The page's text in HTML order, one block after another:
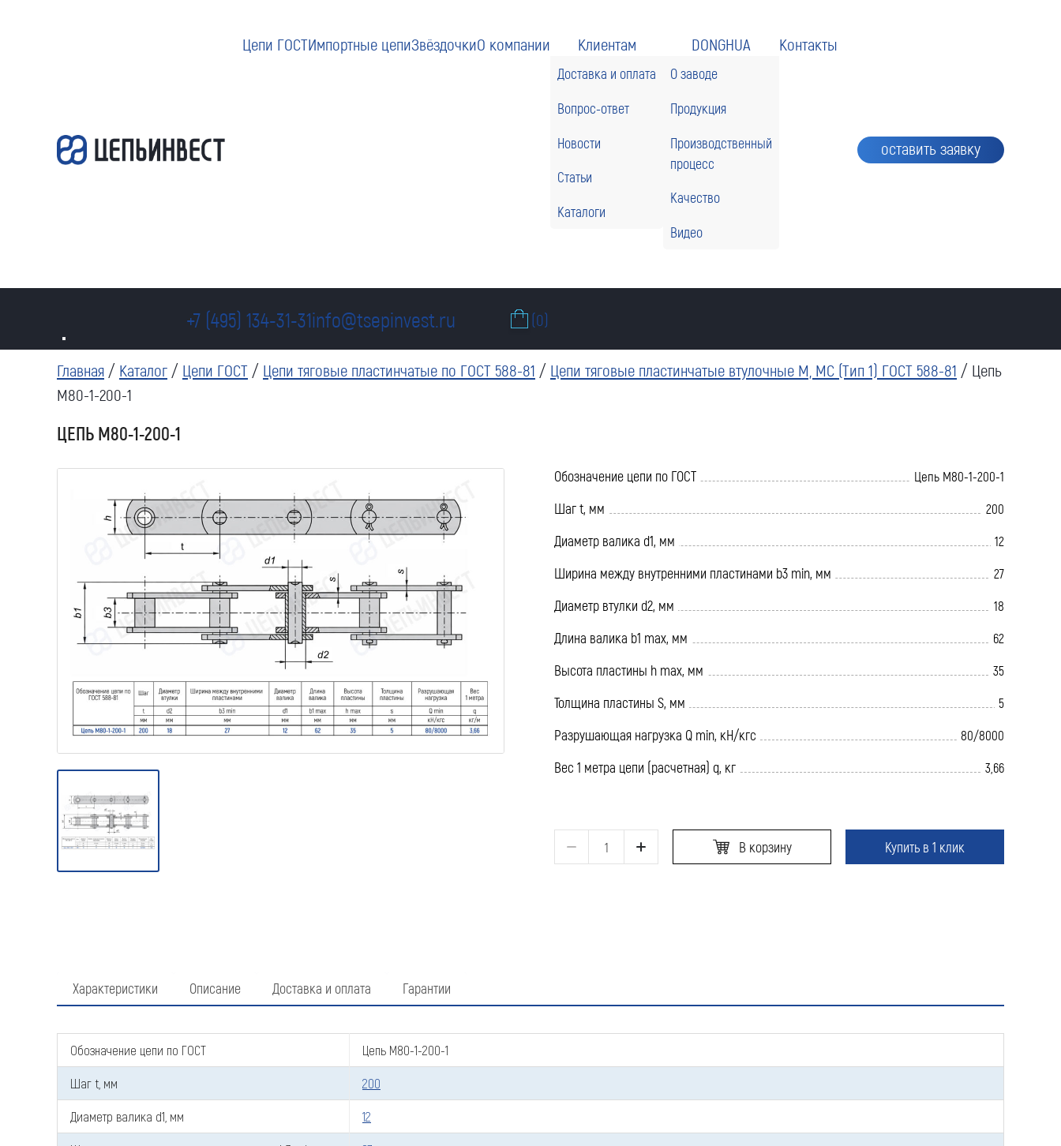
Цепи ГОСТИмпортные цепиЗвёздочкиО компании Клиентам
Доставка и оплата
Вопрос-ответ
Новости
Статьи
Каталоги
DONGHUA
О заводе
Продукция
Производственный
процесс
Качество
Видео
Контакты
оставить заявку
+7 (495) 134-31-31info@tsepinvest.ru (0)
Главная / Каталог / Цепи ГОСТ / Цепи тяговые пластинчатые по ГОСТ 588-81 / Цепи тяговые пластинчатые втулочные М, МС (Тип 1) ГОСТ 588-81 / Цепь
М80-1-200-1
ЦЕПЬ М80-1-200-1
Обозначение цепи по ГОСТ Цепь М80-1-200-1
Шаг t, мм 200
Диаметр валика d1, мм 12
Ширина между внутренними пластинами b3 min, мм 27
Диаметр втулки d2, мм 18
Длина валика b1 max, мм 62
Высота пластины h max, мм 35
Толщина пластины S, мм 5
Разрушающая нагрузка Q min, кН/кгс 80/8000
Вес 1 метра цепи (расчетная) q, кг 3,66
В корзину Купить в 1 клик
Характеристики Описание Доставка и оплата Гарантии
Обозначение цепи по ГОСТ Цепь М80-1-200-1
Шаг t, мм 200
Диаметр валика d1, мм 12